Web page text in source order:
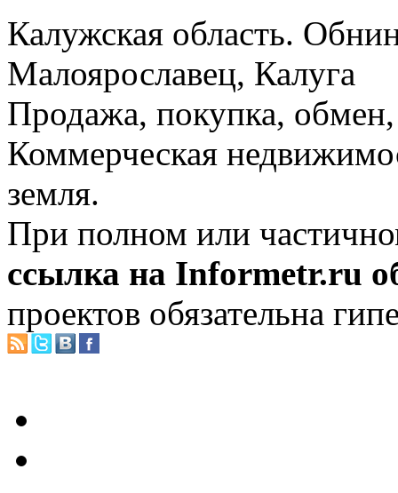
Калужская область.
Малоярославец, Калуга
Продажа, покупка, обмен,
Коммерческая
земля.
При полном или
ссылка на Informetr.ru
проектов обязательна